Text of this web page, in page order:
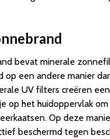
bevat minerale
op een andere manier
UV filters creëren een
op het huidoppervlak om
Op deze
beschermd tegen